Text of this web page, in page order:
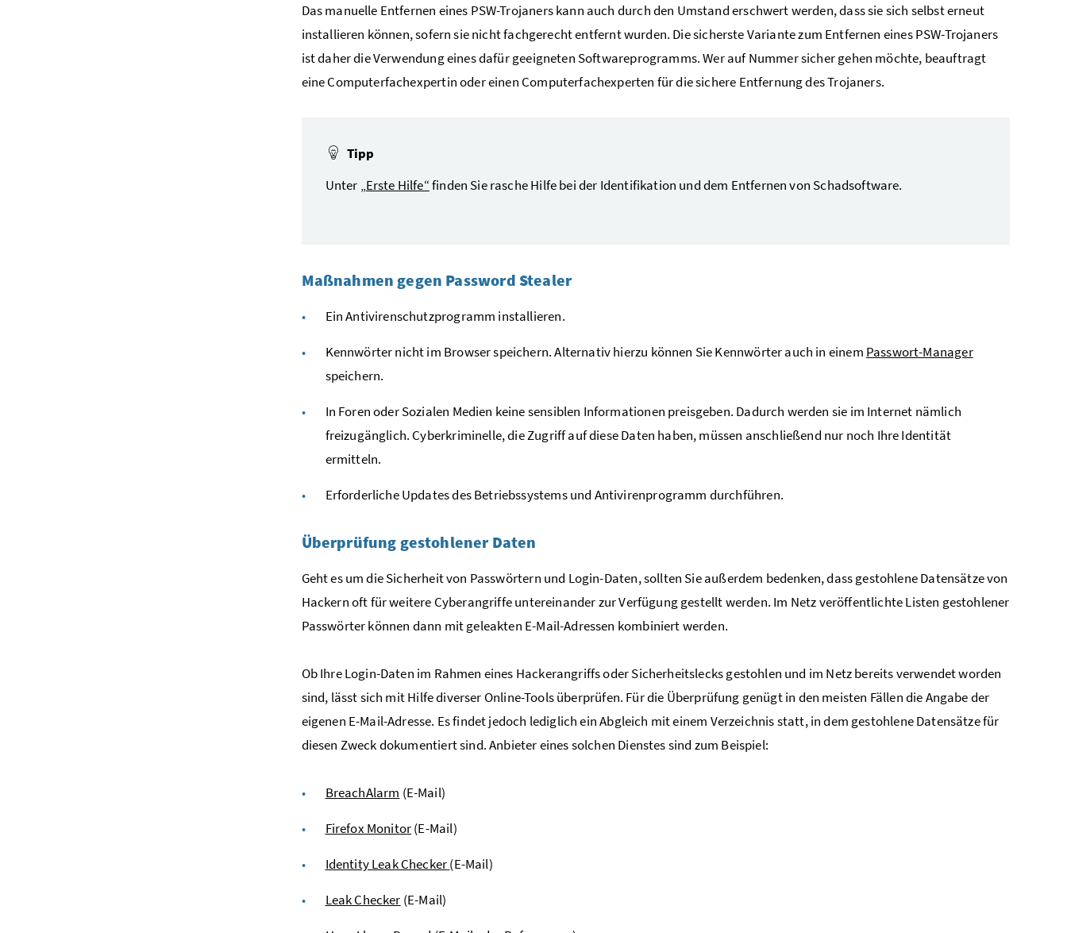
Das manuelle Entfernen eines PSW-Trojaners kann auch durch den Umstand erschwert werden, dass sie sich selbst erneut
installieren können, sofern sie nicht fachgerecht entfernt wurden. Die sicherste Variante zum Entfernen eines PSW-Trojaners
ist daher die Verwendung eines dafür geeigneten Softwareprogramms. Wer auf Nummer sicher gehen möchte, beauftragt
eine Computerfachexpertin oder einen Computerfachexperten für die sichere Entfernung des Trojaners.
Tipp
Unter „Erste Hilfe“finden Sie rasche Hilfe bei der Identifikation und dem Entfernen von Schadsoftware.
Maßnahmen gegen Password Stealer
Ein Antivirenschutzprogramm installieren.
Kennwörter nicht im Browser speichern. Alternativ hierzu können Sie Kennwörter auch in einem Passwort-Manager
speichern.
In Foren oder Sozialen Medien keine sensiblen Informationen preisgeben. Dadurch werden sie im Internet nämlich
freizugänglich. Cyberkriminelle, die Zugriff auf diese Daten haben, müssen anschließend nur noch Ihre Identität
ermitteln.
Erforderliche Updates des Betriebssystems und Antivirenprogramm durchführen.
Überprüfung gestohlener Daten
Geht es um die Sicherheit von Passwörtern und Login-Daten, sollten Sie außerdem bedenken, dass gestohlene Datensätze von
Hackern oft für weitere Cyberangriffe untereinander zur Verfügung gestellt werden. Im Netz veröffentlichte Listen gestohlener
Passwörter können dann mit geleakten E-Mail-Adressen kombiniert werden.
Ob Ihre Login-Daten im Rahmen eines Hackerangriffs oder Sicherheitslecks gestohlen und im Netz bereits verwendet worden
sind, lässt sich mit Hilfe diverser Online-Tools überprüfen. Für die Überprüfung genügt in den meisten Fällen die Angabe der
eigenen E-Mail-Adresse. Es findet jedoch lediglich ein Abgleich mit einem Verzeichnis statt, in dem gestohlene Datensätze für
diesen Zweck dokumentiert sind. Anbieter eines solchen Dienstes sind zum Beispiel:
BreachAlarm (E-Mail)
Firefox Monitor(E-Mail)
Identity Leak Checker(E-Mail)
Leak Checker (E-Mail)